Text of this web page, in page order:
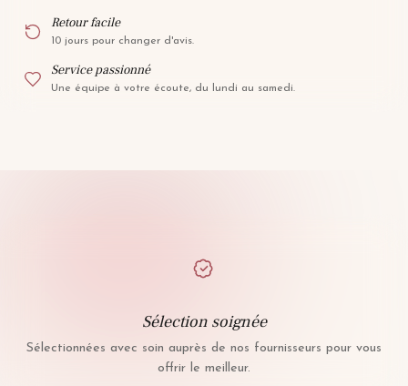
Retour facile
10 jours pour changer d'avis.
Service passionné
Une équipe à votre écoute, du lundi au samedi.
Sélection soignée
Sélectionnées avec soin auprès de nos fournisseurs pour vous
offrir le meilleur.